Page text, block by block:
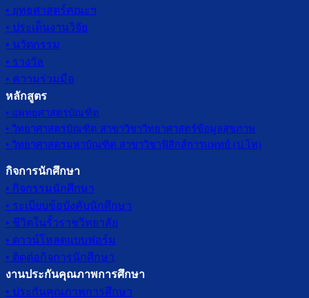
• ยุทธศาสตร์คณะฯ
• ประเด็นงานวิจัย
• นวัตกรรม
• รางวัล
• ความร่วมมือ
หลักสูตร
• แพทยศาสตรบัณฑิต
• วิทยาศาสตรบัณฑิต สาขาวิชาวิทยาศาสตร์ข้อมูลสุขภาพ
• วิทยาศาสตรมหาบัณฑิต สาขาวิชาฟิสิกส์การแพทย์ (ป.โท)
กิจการนักศึกษา
• กิจกรรมนักศึกษา
• ระเบียบข้อบังคับนักศึกษา
• ชีวิตในรั้วราชวิทยาลัย
• ดาวน์โหลดแบบฟอร์ม
• ติดต่อกิจการนักศึกษา
งานประกันคุณภาพการศึกษา
• ประกันคุณภาพการศึกษา